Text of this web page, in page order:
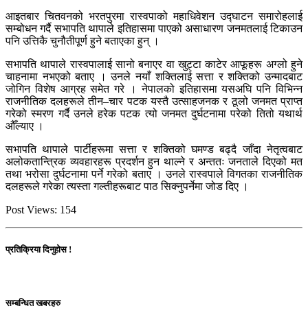
आइतबार चितवनको भरतपुरमा रास्वपाको महाधिवेशन उद्घाटन समारोहलाई
सम्बोधन गर्दै सभापति थापाले इतिहासमा पाएको असाधारण जनमतलाई टिकाउन
पनि उत्तिकै चुनौतीपूर्ण हुने बताएका हुन् ।
सभापति थापाले रास्वपालाई सानो बनाएर वा खुट्टा काटेर आफूहरू अग्लो हुने
चाहनामा नभएको बताए । उनले नयाँ शक्तिलाई सत्ता र शक्तिको उन्मादबाट
जोगिन विशेष आग्रह समेत गरे । नेपालको इतिहासमा यसअघि पनि विभिन्न
राजनीतिक दलहरूले तीन–चार पटक यस्तै उत्साहजनक र ठूलो जनमत प्राप्त
गरेको स्मरण गर्दै उनले हरेक पटक त्यो जनमत दुर्घटनामा परेको तितो यथार्थ
औँल्याए ।
सभापति थापाले पार्टीहरूमा सत्ता र शक्तिको घमण्ड बढ्दै जाँदा नेतृत्वबाट
अलोकतान्त्रिक व्यवहारहरू प्रदर्शन हुन थाल्ने र अन्ततः जनताले दिएको मत
तथा भरोसा दुर्घटनामा पर्ने गरेको बताए । उनले रास्वपाले विगतका राजनीतिक
दलहरूले गरेका त्यस्ता गल्तीहरूबाट पाठ सिक्नुपर्नेमा जोड दिए ।
Post Views: 154
प्रतिक्रिया दिनुहोस !
सम्बन्धित खबरहरु